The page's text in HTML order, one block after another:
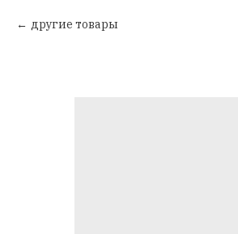
другие товары